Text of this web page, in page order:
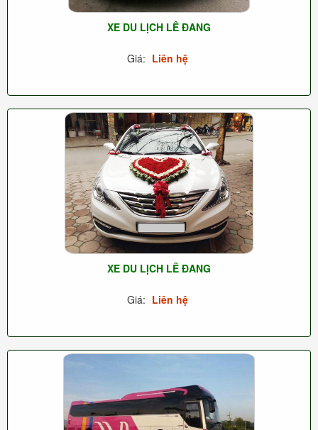
XE DU LỊCH LÊ ĐANG
Giá: Liên hệ
XE DU LỊCH LÊ ĐANG
Giá: Liên hệ